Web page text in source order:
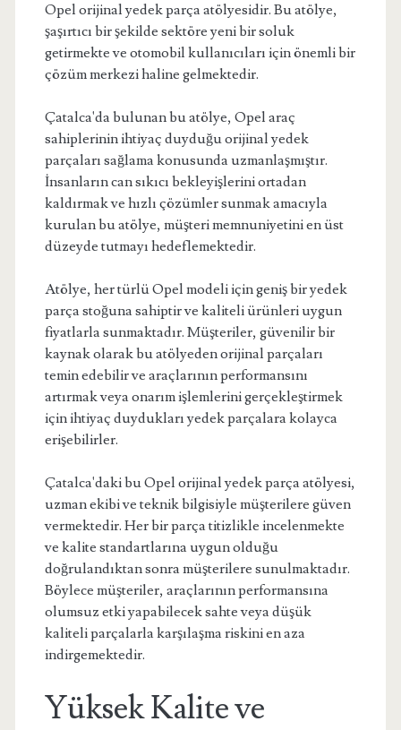
Opel orijinal yedek parça atölyesidir. Bu atölye,
şaşırtıcı bir şekilde sektöre yeni bir soluk
getirmekte ve otomobil kullanıcıları için önemli bir
çözüm merkezi haline gelmektedir.
Çatalca'da bulunan bu atölye, Opel araç
sahiplerinin ihtiyaç duyduğu orijinal yedek
parçaları sağlama konusunda uzmanlaşmıştır.
İnsanların can sıkıcı bekleyişlerini ortadan
kaldırmak ve hızlı çözümler sunmak amacıyla
kurulan bu atölye, müşteri memnuniyetini en üst
düzeyde tutmayı hedeflemektedir.
Atölye, her türlü Opel modeli için geniş bir yedek
parça stoğuna sahiptir ve kaliteli ürünleri uygun
fiyatlarla sunmaktadır. Müşteriler, güvenilir bir
kaynak olarak bu atölyeden orijinal parçaları
temin edebilir ve araçlarının performansını
artırmak veya onarım işlemlerini gerçekleştirmek
için ihtiyaç duydukları yedek parçalara kolayca
erişebilirler.
Çatalca'daki bu Opel orijinal yedek parça atölyesi,
uzman ekibi ve teknik bilgisiyle müşterilere güven
vermektedir. Her bir parça titizlikle incelenmekte
ve kalite standartlarına uygun olduğu
doğrulandıktan sonra müşterilere sunulmaktadır.
Böylece müşteriler, araçlarının performansına
olumsuz etki yapabilecek sahte veya düşük
kaliteli parçalarla karşılaşma riskini en aza
indirgemektedir.
Yüksek Kalite ve